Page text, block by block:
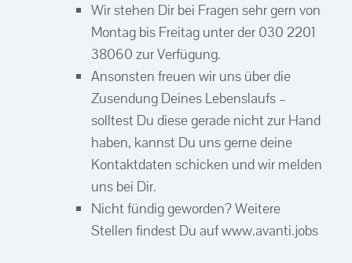
Wir stehen Dir bei Fragen sehr gern von
Montag bis Freitag unter der 030 2201
38060 zur Verfügung.
Ansonsten freuen wir uns über die
Zusendung Deines Lebenslaufs –
solltest Du diese gerade nicht zur Hand
haben, kannst Du uns gerne deine
Kontaktdaten schicken und wir melden
uns bei Dir.
Nicht fündig geworden? Weitere
Stellen findest Du auf www.avanti.jobs